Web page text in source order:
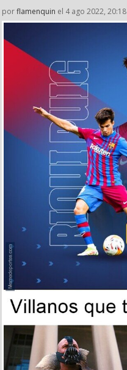
porflamenquin el 4 ago 2022, 20:18